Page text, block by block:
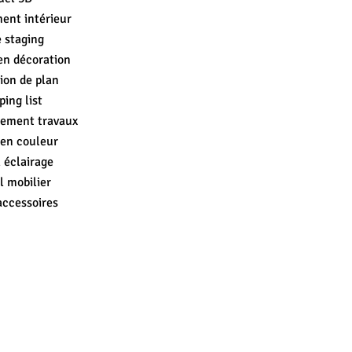
intérieur
staging
décoration
de plan
list
travaux
couleur
éclairage
mobilier